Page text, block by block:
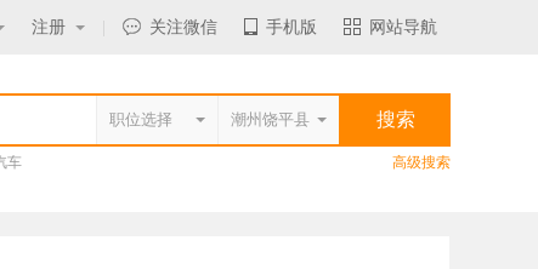
注册 关注微信 手机版 网站导航
车 高级搜索